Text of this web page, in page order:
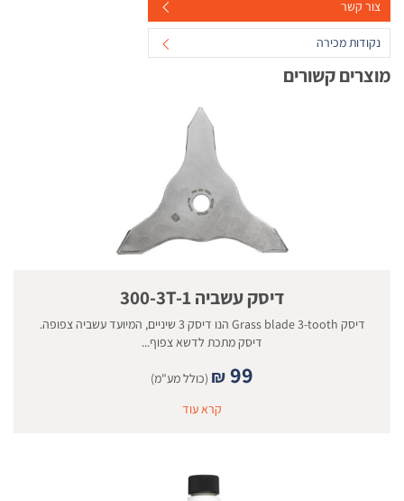
צור קשר
נקודות מכירה
מוצרים קשורים
דיסק עשביה 300-3T-1
דיסק Grass blade 3-tooth הנו דיסק 3 שיניים, המיועד עשביה צפופה.
דיסק מתכת לדשא צפוף...
₪99
(כולל מע"מ)
קרא עוד